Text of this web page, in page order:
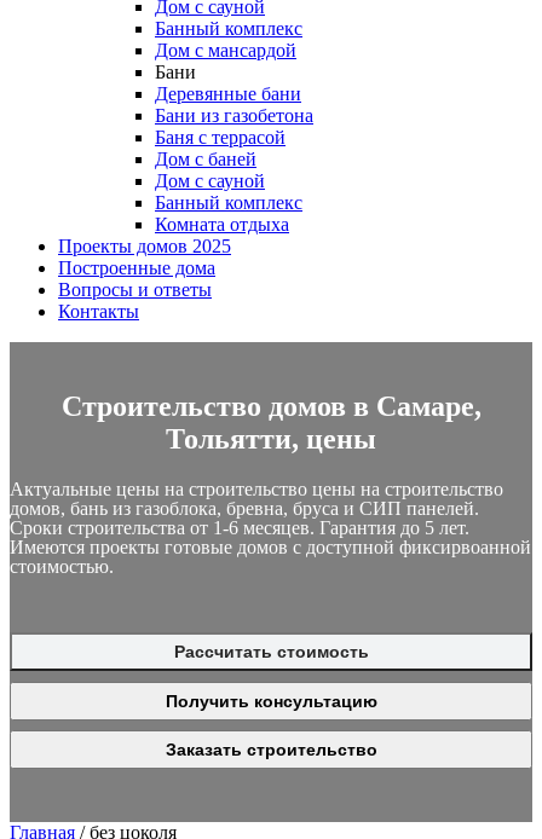
Дом с сауной
Банный комплекс
Дом с мансардой
Бани
Деревянные бани
Бани из газобетона
Баня с террасой
Дом с баней
Дом с сауной
Банный комплекс
Комната отдыха
Проекты домов 2025
Построенные дома
Вопросы и ответы
Контакты
Строительство домов в Самаре,
Тольятти, цены
Актуальные цены на строительство цены на строительство
домов, бань из газоблока, бревна, бруса и СИП панелей.
Сроки строительства от 1-6 месяцев. Гарантия до 5 лет.
Имеются проекты готовые домов с доступной фиксирвоанной
стоимостью.
Рассчитать стоимость
Получить консультацию
Заказать строительство
Главная /без цоколя